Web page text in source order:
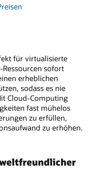
für virtualisierte
sofort
erheblichen
sodass es nie
Cloud-Computing
fast mühelos
zu erfüllen,
zu erhöhen.